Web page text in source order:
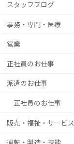
スタッフブログ
事務・専門・医療
営業
正社員のお仕事
派遣のお仕事
正社員のお仕事
販売・福祉・サービス